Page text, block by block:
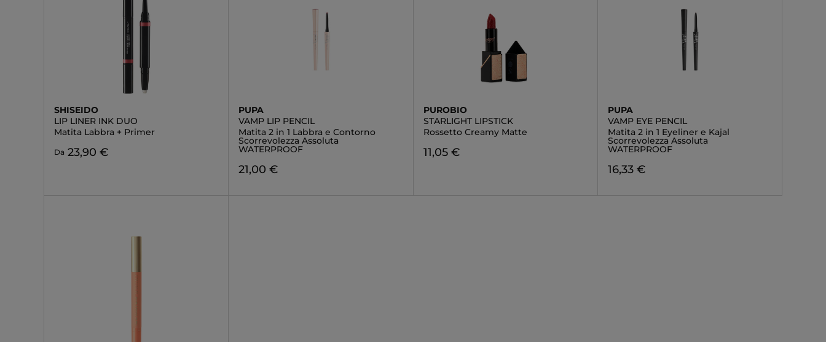
SHISEIDO
LIP LINER INK DUO
Matita Labbra + Primer
Da 23,90 €
PUPA
VAMP LIP PENCIL
Matita 2 in 1 Labbra e Contorno
Scorrevolezza Assoluta
WATERPROOF
21,00 €
PUROBIO
STARLIGHT LIPSTICK
Rossetto Creamy Matte
11,05 €
PUPA
VAMP EYE PENCIL
Matita 2 in 1 Eyeliner e Kajal
Scorrevolezza Assoluta
WATERPROOF
16,33 €